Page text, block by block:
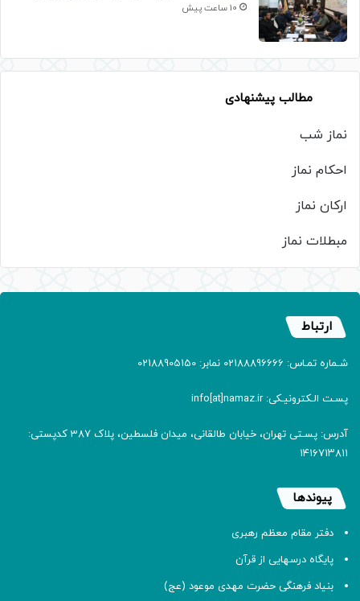
10 ساعت پیش
مطالب پیشنهادی
نماز شب
احکام نماز
ارکان نماز
مبطلات نماز
ارتباط
شـماره تمـاس: 02188896666 نمابر: 02188905150
پسـت الـکترونیـکی: info[at]namaz.ir
آدرس: پسـتی تهران، خیابان طالقانی، میدان فلسطین، پلاک 387 کدپستی:
۱۴۱۶۷۱۳۸۱۱
پیوندها
دفتر مقام معظم رهبری
پایگاه درسهایی از قرآن
بنیاد فرهنگی حضرت مهدی موعود (عج)